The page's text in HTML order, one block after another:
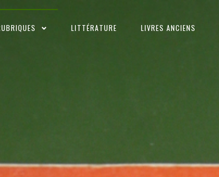
LITTÉRATURE LIVRES ANCIENS